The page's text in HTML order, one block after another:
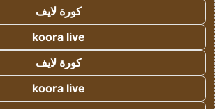
كورة لايف
koora live
كورة لايف
koora live